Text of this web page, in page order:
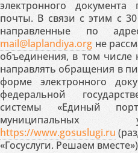
электронного документа
почты. В связи с этим с
направленные по
mail@laplandiya.org не
объединения, в том числе
направлять обращения в
форме электронного
федеральной
системы «Единый
муниципальных
https://www.gosuslugi.ru
«Госуслуги. Решаем